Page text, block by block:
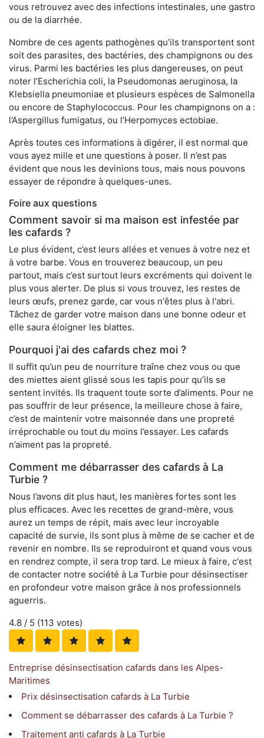
vous retrouvez avec des infections intestinales, une gastro
ou de la diarrhée.
Nombre de ces agents pathogènes qu’ils transportent sont
soit des parasites, des bactéries, des champignons ou des
virus. Parmi les bactéries les plus dangereuses, on peut
noter l’Escherichia coli, la Pseudomonas aeruginosa, la
Klebsiella pneumoniae et plusieurs espèces de Salmonella
ou encore de Staphylococcus. Pour les champignons on a :
l’Aspergillus fumigatus, ou l’Herpomyces ectobiae.
Après toutes ces informations à digérer, il est normal que
vous ayez mille et une questions à poser. Il n’est pas
évident que nous les devinions tous, mais nous pouvons
essayer de répondre à quelques-unes.
Foire aux questions
Comment savoir si ma maison est infestée par
les cafards ?
Le plus évident, c’est leurs allées et venues à votre nez et
à votre barbe. Vous en trouverez beaucoup, un peu
partout, mais c’est surtout leurs excréments qui doivent le
plus vous alerter. De plus si vous trouvez, les restes de
leurs œufs, prenez garde, car vous n'êtes plus à l'abri.
Tâchez de garder votre maison dans une bonne odeur et
elle saura éloigner les blattes.
Pourquoi j'ai des cafards chez moi ?
Il suffit qu’un peu de nourriture traîne chez vous ou que
des miettes aient glissé sous les tapis pour qu’ils se
sentent invités. Ils traquent toute sorte d’aliments. Pour ne
pas souffrir de leur présence, la meilleure chose à faire,
c’est de maintenir votre maisonnée dans une propreté
irréprochable ou tout du moins l’essayer. Les cafards
n’aiment pas la propreté.
Comment me débarrasser des cafards à La
Turbie ?
Nous l’avons dit plus haut, les manières fortes sont les
plus efficaces. Avec les recettes de grand-mère, vous
aurez un temps de répit, mais avec leur incroyable
capacité de survie, ils sont plus à même de se cacher et de
revenir en nombre. Ils se reproduiront et quand vous vous
en rendrez compte, il sera trop tard. Le mieux à faire, c'est
de contacter notre société à La Turbie pour désinsectiser
en profondeur votre maison grâce à nos professionnels
aguerris.
4.8 / 5 (113 votes)
Entreprise désinsectisation cafards dans les Alpes-
Maritimes
Prix désinsectisation cafards à La Turbie
Comment se débarrasser des cafards à La Turbie ?
Traitement anti cafards à La Turbie